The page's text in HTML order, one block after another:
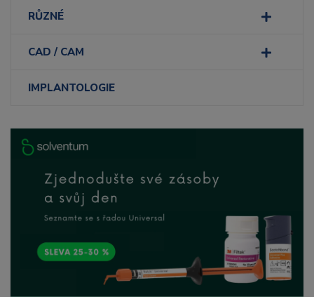
RŮZNÉ
CAD / CAM
IMPLANTOLOGIE